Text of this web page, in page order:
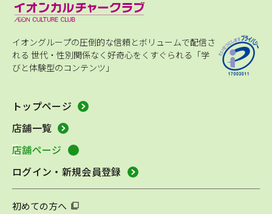
イオングループの圧倒的な信頼とボリュームで配信さ
れる 世代・性別関係なく好奇心をくすぐられる「学
びと体験型のコンテンツ」
トップページ
店舗一覧
店舗ページ
ログイン・新規会員登録
初めての方へ